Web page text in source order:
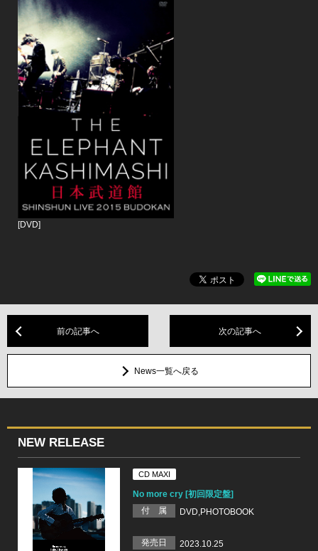
[DVD]
前の記事へ 次の記事へ
News一覧へ戻る
NEW RELEASE
CD MAXI
No more cry [初回限定盤]
付 属
DVD,PHOTOBOOK
発売日
2023.10.25